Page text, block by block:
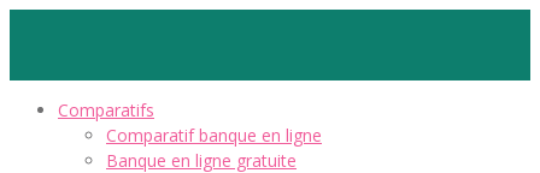
Comparatifs
Comparatif banque en ligne
Banque en ligne gratuite